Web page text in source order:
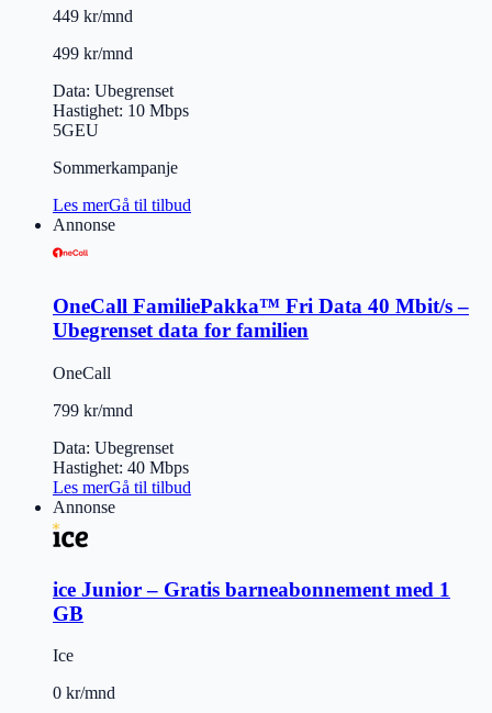
449 kr/mnd
499 kr/mnd
Data: Ubegrenset
Hastighet: 10 Mbps
5GEU
Sommerkampanje
Les merGå til tilbud
Annonse
OneCall FamiliePakka™ Fri Data 40 Mbit/s –
Ubegrenset data for familien
OneCall
799 kr/mnd
Data: Ubegrenset
Hastighet: 40 Mbps
Les merGå til tilbud
Annonse
ice Junior – Gratis barneabonnement med 1
GB
Ice
0 kr/mnd